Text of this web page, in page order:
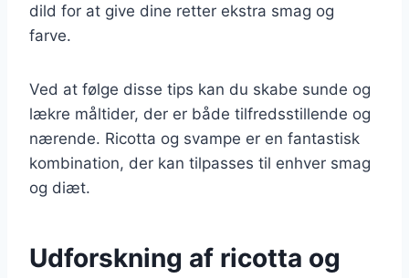
dild for at give dine retter ekstra smag og
farve.
Ved at følge disse tips kan du skabe sunde og
lækre måltider, der er både tilfredsstillende og
nærende. Ricotta og svampe er en fantastisk
kombination, der kan tilpasses til enhver smag
og diæt.
Udforskning af ricotta og